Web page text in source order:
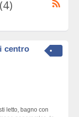
centro
letto, bagno con